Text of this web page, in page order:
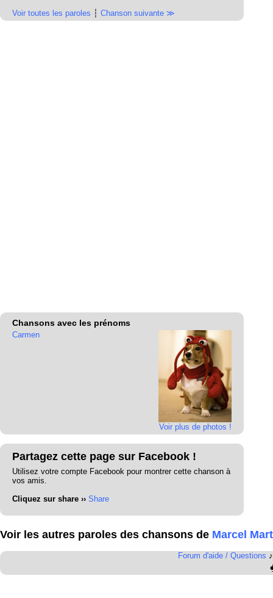
Voir toutes les paroles ┆ Chanson suivante ≫
Chansons avec les prénoms
Voir plus de photos !
Carmen
Partagez cette page sur Facebook !
Utilisez votre compte Facebook pour montrer cette chanson à
vos amis.
Cliquez sur share ›› Share
Voir les autres paroles des chansons de Marcel
Forum d'aide / Questions